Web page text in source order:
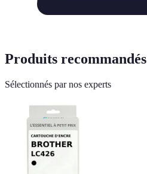
Produits recommandés
Sélectionnés par nos experts